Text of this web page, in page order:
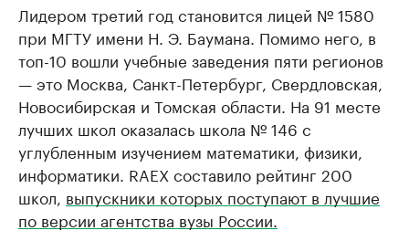
Лидером третий год становится лицей № 1580
при МГТУ имени Н. Э. Баумана. Помимо него, в
топ-10 вошли учебные заведения пяти регионов
— это Москва, Санкт-Петербург, Свердловская,
Новосибирская и Томская области. На 91 месте
лучших школ оказалась школа № 146 с
углубленным изучением математики, физики,
информатики. RAEX составило рейтинг 200
школ, выпускники которых поступают в лучшие
по версии агентства вузы России.